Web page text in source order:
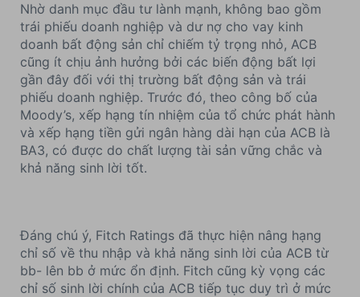
Nhờ danh mục đầu tư lành mạnh, không bao gồm
trái phiếu doanh nghiệp và dư nợ cho vay kinh
doanh bất động sản chỉ chiếm tỷ trọng nhỏ, ACB
cũng ít chịu ảnh hưởng bởi các biến động bất lợi
gần đây đối với thị trường bất động sản và trái
phiếu doanh nghiệp. Trước đó, theo công bố của
Moody’s, xếp hạng tín nhiệm của tổ chức phát hành
và xếp hạng tiền gửi ngân hàng dài hạn của ACB là
BA3, có được do chất lượng tài sản vững chắc và
khả năng sinh lời tốt.
Đáng chú ý, Fitch Ratings đã thực hiện nâng hạng
chỉ số về thu nhập và khả năng sinh lời của ACB từ
bb- lên bb ở mức ổn định. Fitch cũng kỳ vọng các
chỉ số sinh lời chính của ACB tiếp tục duy trì ở mức